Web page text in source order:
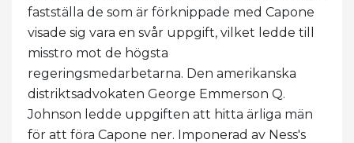
fastställa de som är förknippade med Capone
visade sig vara en svår uppgift, vilket ledde till
misstro mot de högsta
regeringsmedarbetarna. Den amerikanska
distriktsadvokaten George Emmerson Q.
Johnson ledde uppgiften att hitta ärliga män
för att föra Capone ner. Imponerad av Ness's